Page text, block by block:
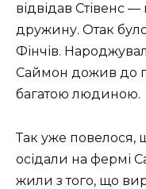
відвідав Стівенс
дружину. Отак
Фінчів.
Саймон дожив до
багатою людиною.
Так уже повелося,
осідали на фермі
жили з того, що